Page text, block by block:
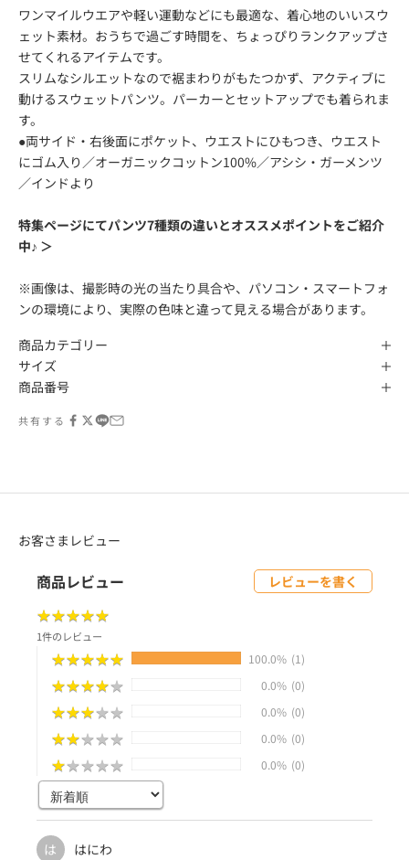
ワンマイルウエアや軽い運動などにも最適な、着心地のいいスウ
ェット素材。おうちで過ごす時間を、ちょっぴりランクアップさ
せてくれるアイテムです。
スリムなシルエットなので裾まわりがもたつかず、アクティブに
動けるスウェットパンツ。パーカーとセットアップでも着られま
す。
●両サイド・右後面にポケット、ウエストにひもつき、ウエスト
にゴム入り／オーガニックコットン100%／アシシ・ガーメンツ
／インドより
特集ページにてパンツ7種類の違いとオススメポイントをご紹介
中♪ ＞
※画像は、撮影時の光の当たり具合や、パソコン・スマートフォ
ンの環境により、実際の色味と違って見える場合があります。
商品カテゴリー
サイズ
商品番号
共有する
お客さまレビュー
商品レビュー レビューを書く
★★★★★
★★★★★
1件のレビュー
★★★★★
★★★★★ 100.0% (1)
★★★★★
★★★★★ 0.0% (0)
★★★★★
★★★★★ 0.0% (0)
★★★★★
★★★★★ 0.0% (0)
★★★★★
★★★★★ 0.0% (0)
は はにわ